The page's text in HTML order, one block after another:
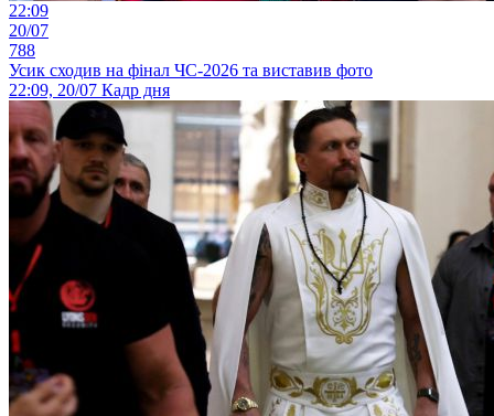
22:09
20/07
788
Усик сходив на фінал ЧС-2026 та виставив фото
22:09, 20/07 Кадр дня